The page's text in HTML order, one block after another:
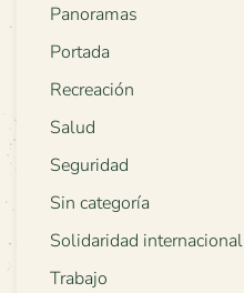
Panoramas
Portada
Recreación
Salud
Seguridad
Sin categoría
Solidaridad internacional
Trabajo